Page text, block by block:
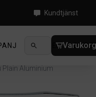
Kundtjänst
NYHETER
Plain Aluminium